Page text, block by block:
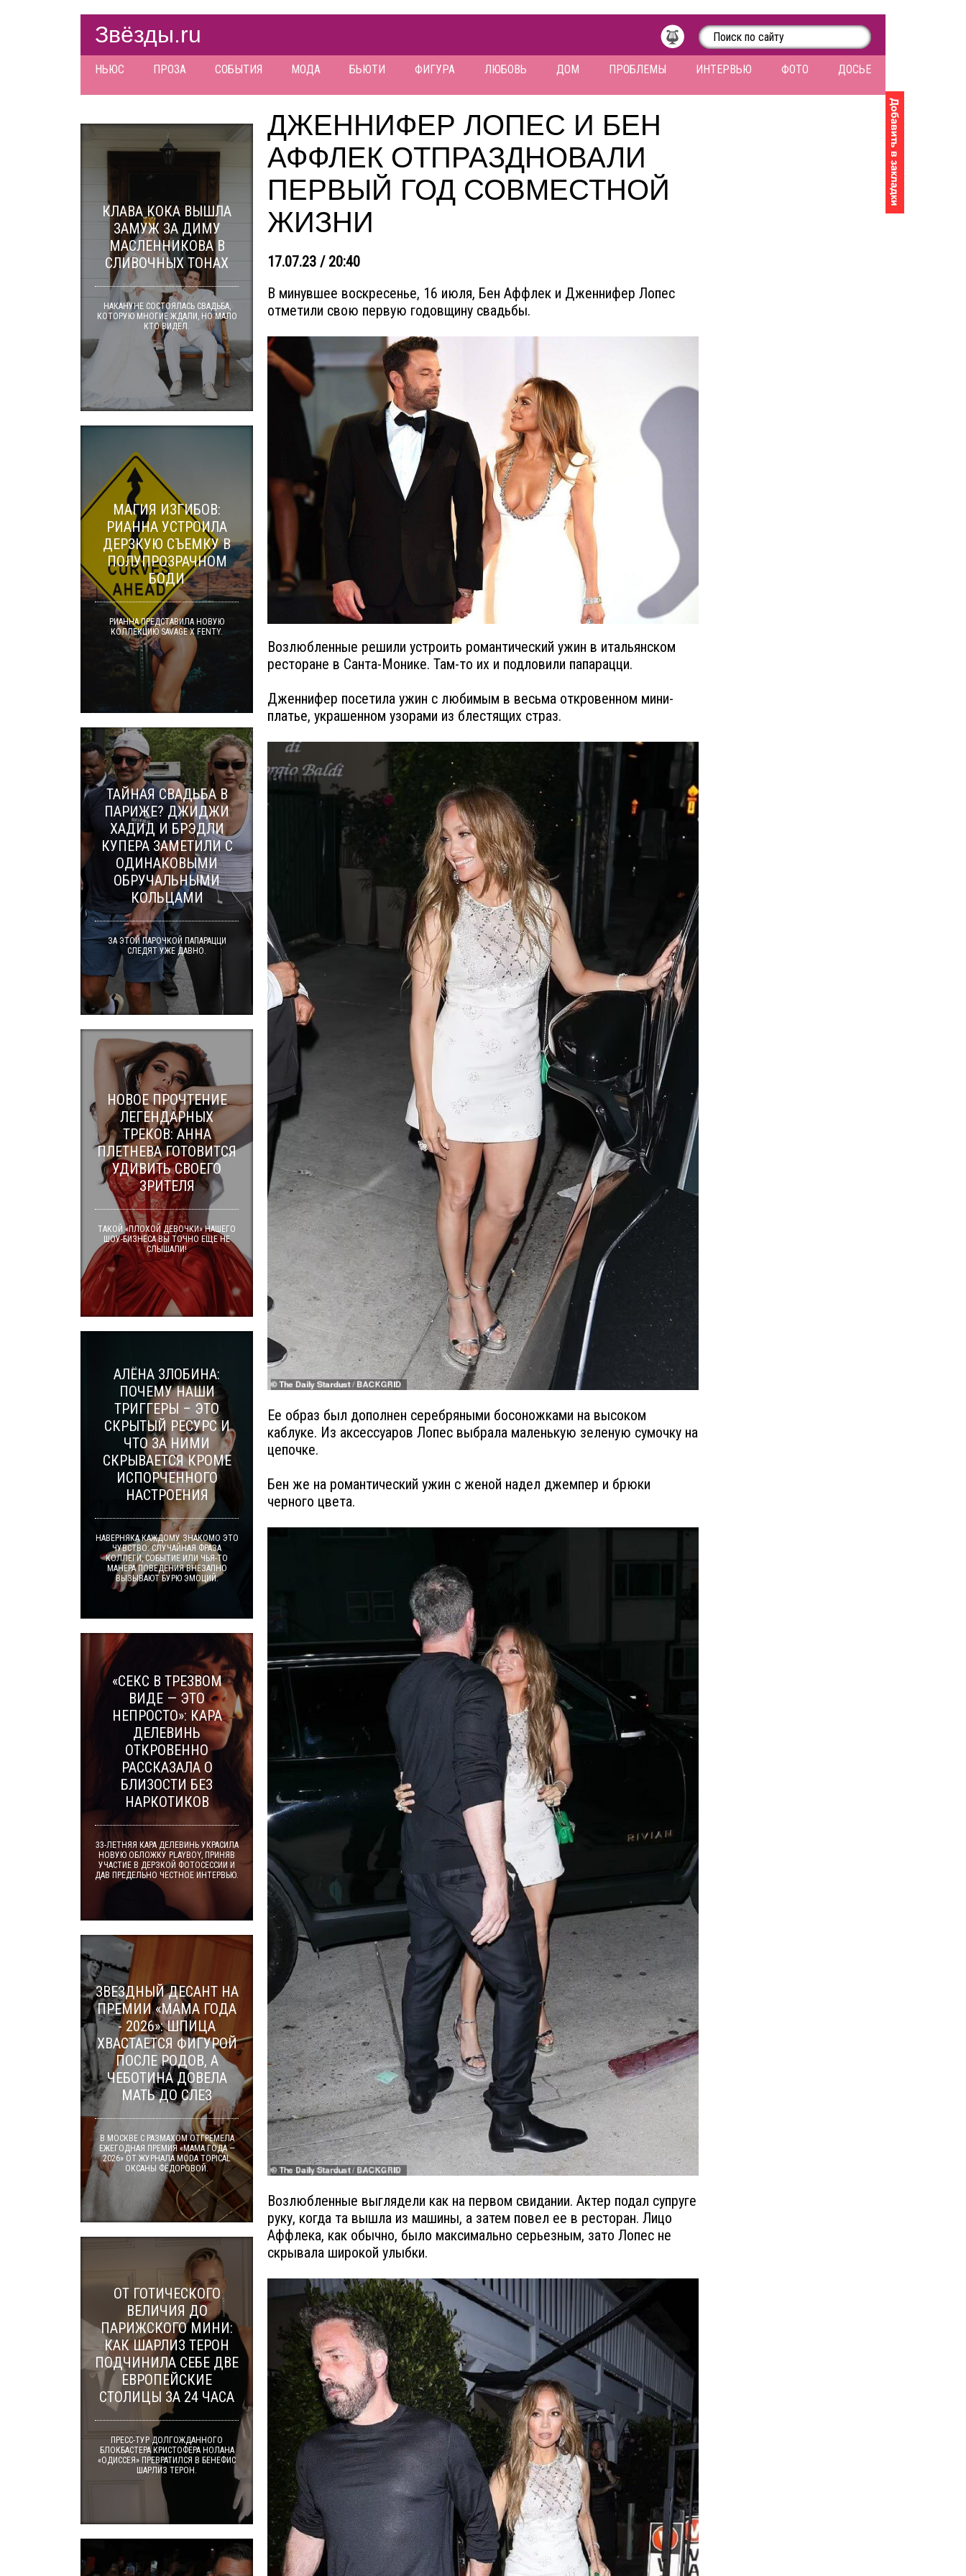
Звёзды.ru
НЬЮС ПРОЗА СОБЫТИЯ МОДА БЬЮТИ ФИГУРА ЛЮБОВЬ ДОМ ПРОБЛЕМЫ ИНТЕРВЬЮ ФОТО ДОСЬЕ
ДЖЕННИФЕР ЛОПЕС И БЕН
АФФЛЕК ОТПРАЗДНОВАЛИ
ПЕРВЫЙ ГОД СОВМЕСТНОЙ
ЖИЗНИ
17.07.23 / 20:40
В минувшее воскресенье, 16 июля, Бен Аффлек и Дженнифер Лопес
отметили свою первую годовщину свадьбы.
Возлюбленные решили устроить романтический ужин в итальянском
ресторане в Санта-Монике. Там-то их и подловили папарацци.
Дженнифер посетила ужин с любимым в весьма откровенном мини-
платье, украшенном узорами из блестящих страз.
Ее образ был дополнен серебряными босоножками на высоком
каблуке. Из аксессуаров Лопес выбрала маленькую зеленую сумочку на
цепочке.
Бен же на романтический ужин с женой надел джемпер и брюки
черного цвета.
Возлюбленные выглядели как на первом свидании. Актер подал супруге
руку, когда та вышла из машины, а затем повел ее в ресторан. Лицо
Аффлека, как обычно, было максимально серьезным, зато Лопес не
скрывала широкой улыбки.
КЛАВА КОКА ВЫШЛА
ЗАМУЖ ЗА ДИМУ
МАСЛЕННИКОВА В
СЛИВОЧНЫХ ТОНАХ
НАКАНУНЕ СОСТОЯЛАСЬ СВАДЬБА,
КОТОРУЮ МНОГИЕ ЖДАЛИ, НО МАЛО
КТО ВИДЕЛ.
МАГИЯ ИЗГИБОВ:
РИАННА УСТРОИЛА
ДЕРЗКУЮ СЪЕМКУ В
ПОЛУПРОЗРАЧНОМ
БОДИ
РИАННА ПРЕДСТАВИЛА НОВУЮ
КОЛЛЕКЦИЮ SAVAGE X FENTY.
ТАЙНАЯ СВАДЬБА В
ПАРИЖЕ? ДЖИДЖИ
ХАДИД И БРЭДЛИ
КУПЕРА ЗАМЕТИЛИ С
ОДИНАКОВЫМИ
ОБРУЧАЛЬНЫМИ
КОЛЬЦАМИ
ЗА ЭТОЙ ПАРОЧКОЙ ПАПАРАЦЦИ
СЛЕДЯТ УЖЕ ДАВНО.
НОВОЕ ПРОЧТЕНИЕ
ЛЕГЕНДАРНЫХ
ТРЕКОВ: АННА
ПЛЕТНЕВА ГОТОВИТСЯ
УДИВИТЬ СВОЕГО
ЗРИТЕЛЯ
ТАКОЙ «ПЛОХОЙ ДЕВОЧКИ» НАШЕГО
ШОУ-БИЗНЕСА ВЫ ТОЧНО ЕЩЕ НЕ
СЛЫШАЛИ!
АЛЁНА ЗЛОБИНА:
ПОЧЕМУ НАШИ
ТРИГГЕРЫ – ЭТО
СКРЫТЫЙ РЕСУРС И
ЧТО ЗА НИМИ
СКРЫВАЕТСЯ КРОМЕ
ИСПОРЧЕННОГО
НАСТРОЕНИЯ
НАВЕРНЯКА КАЖДОМУ ЗНАКОМО ЭТО
ЧУВСТВО: СЛУЧАЙНАЯ ФРАЗА
КОЛЛЕГИ, СОБЫТИЕ ИЛИ ЧЬЯ-ТО
МАНЕРА ПОВЕДЕНИЯ ВНЕЗАПНО
ВЫЗЫВАЮТ БУРЮ ЭМОЦИЙ.
«СЕКС В ТРЕЗВОМ
ВИДЕ — ЭТО
НЕПРОСТО»: КАРА
ДЕЛЕВИНЬ
ОТКРОВЕННО
РАССКАЗАЛА О
БЛИЗОСТИ БЕЗ
НАРКОТИКОВ
33-ЛЕТНЯЯ КАРА ДЕЛЕВИНЬ УКРАСИЛА
НОВУЮ ОБЛОЖКУ PLAYBOY, ПРИНЯВ
УЧАСТИЕ В ДЕРЗКОЙ ФОТОСЕССИИ И
ДАВ ПРЕДЕЛЬНО ЧЕСТНОЕ ИНТЕРВЬЮ.
ЗВЕЗДНЫЙ ДЕСАНТ НА
ПРЕМИИ «МАМА ГОДА
- 2026»: ШПИЦА
ХВАСТАЕТСЯ ФИГУРОЙ
ПОСЛЕ РОДОВ, А
ЧЕБОТИНА ДОВЕЛА
МАТЬ ДО СЛЕЗ
В МОСКВЕ С РАЗМАХОМ ОТГРЕМЕЛА
ЕЖЕГОДНАЯ ПРЕМИЯ «МАМА ГОДА —
2026» ОТ ЖУРНАЛА MODA TOPICAL
ОКСАНЫ ФЁДОРОВОЙ.
ОТ ГОТИЧЕСКОГО
ВЕЛИЧИЯ ДО
ПАРИЖСКОГО МИНИ:
КАК ШАРЛИЗ ТЕРОН
ПОДЧИНИЛА СЕБЕ ДВЕ
ЕВРОПЕЙСКИЕ
СТОЛИЦЫ ЗА 24 ЧАСА
ПРЕСС-ТУР ДОЛГОЖДАННОГО
БЛОКБАСТЕРА КРИСТОФЕРА НОЛАНА
«ОДИССЕЯ» ПРЕВРАТИЛСЯ В БЕНЕФИС
ШАРЛИЗ ТЕРОН.